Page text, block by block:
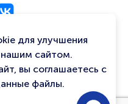
06
с нами
для улучшения
нашим сайтом.
вы соглашаетесь с
файлы.